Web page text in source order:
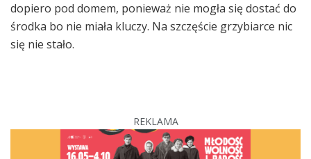
dopiero pod domem, ponieważ nie mogła się dostać do
środka bo nie miała kluczy. Na szczęście grzybiarce nic
się nie stało.
REKLAMA